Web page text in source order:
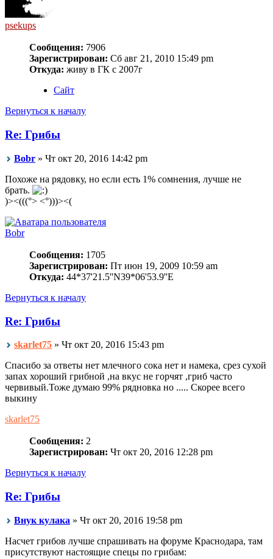
psekups
Сообщения: 7906
Зарегистрирован: Сб авг 21, 2010 15:49 pm
Откуда: живу в ГК с 2007г
Сайт
Вернуться к началу
Re: Грибы
Bobr » Чт окт 20, 2016 14:42 pm
Похоже на рядовку, но если есть 1% сомнения, лучше не
брать.
)><(((°> <°)))><(
Bobr
Сообщения: 1705
Зарегистрирован: Пт июн 19, 2009 10:59 am
Откуда: 44*37'21.5''N39*06'53.9''E
Вернуться к началу
Re: Грибы
skarlet75 » Чт окт 20, 2016 15:43 pm
Спасибо за ответы нет млечного сока нет и намека, срез сухой
запах хороший грибной ,на вкус не горчят ,гриб часто
червивый.Тоже думаю 99% рядновка но ..... Скорее всего
выкину
skarlet75
Сообщения: 2
Зарегистрирован: Чт окт 20, 2016 12:28 pm
Вернуться к началу
Re: Грибы
Внук кулака » Чт окт 20, 2016 19:58 pm
Насчет грибов лучше спрашивать на форуме Краснодара, там
присутствуют настоящие спецы по грибам: